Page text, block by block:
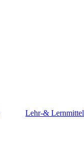
Lehr-& Lernmittel